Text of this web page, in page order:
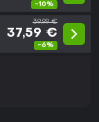
-10%
39,99 €
37,59 €
-6%